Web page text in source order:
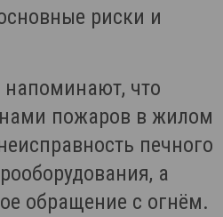
риски и
что
пожаров в жилом
печного
а
обращение с огнём.